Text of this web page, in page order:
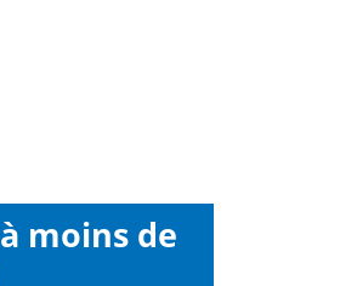
moins de